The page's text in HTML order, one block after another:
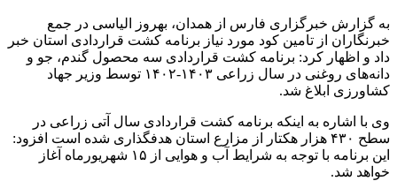
به گزارش خبرگزاری فارس از همدان، بهروز الیاسی در جمع
خبرنگاران از تامین کود مورد نیاز برنامه کشت قراردادی استان خبر
داد و اظهار کرد: برنامه کشت قراردادی سه محصول گندم‏، جو و
دانه‌های روغنی در سال زراعی ۱۴۰۳-۱۴۰۲ توسط وزیر جهاد
کشاورزی ابلاغ شد.
وی با اشاره به اینکه برنامه کشت قراردادی سال آتی زراعی در
سطح ۴۳۰ هزار هکتار از مزارع استان هدفگذاری شده است افزود:
این برنامه با توجه به شرایط آب و هوایی از ۱۵ شهریورماه آغاز
خواهد شد.